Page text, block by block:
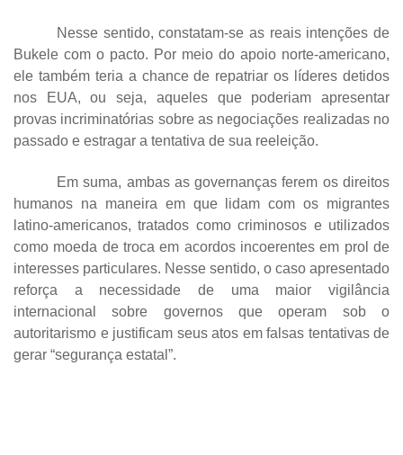
Nesse sentido, constatam-se as reais intenções de
Bukele com o pacto. Por meio do apoio norte-americano,
ele também teria a chance de repatriar os líderes detidos
nos EUA, ou seja, aqueles que poderiam apresentar
provas incriminatórias sobre as negociações realizadas no
passado e estragar a tentativa de sua reeleição.
Em suma, ambas as governanças ferem os direitos
humanos na maneira em que lidam com os migrantes
latino-americanos, tratados como criminosos e utilizados
como moeda de troca em acordos incoerentes em prol de
interesses particulares. Nesse sentido, o caso apresentado
reforça a necessidade de uma maior vigilância
internacional sobre governos que operam sob o
autoritarismo e justificam seus atos em falsas tentativas de
gerar “segurança estatal”.